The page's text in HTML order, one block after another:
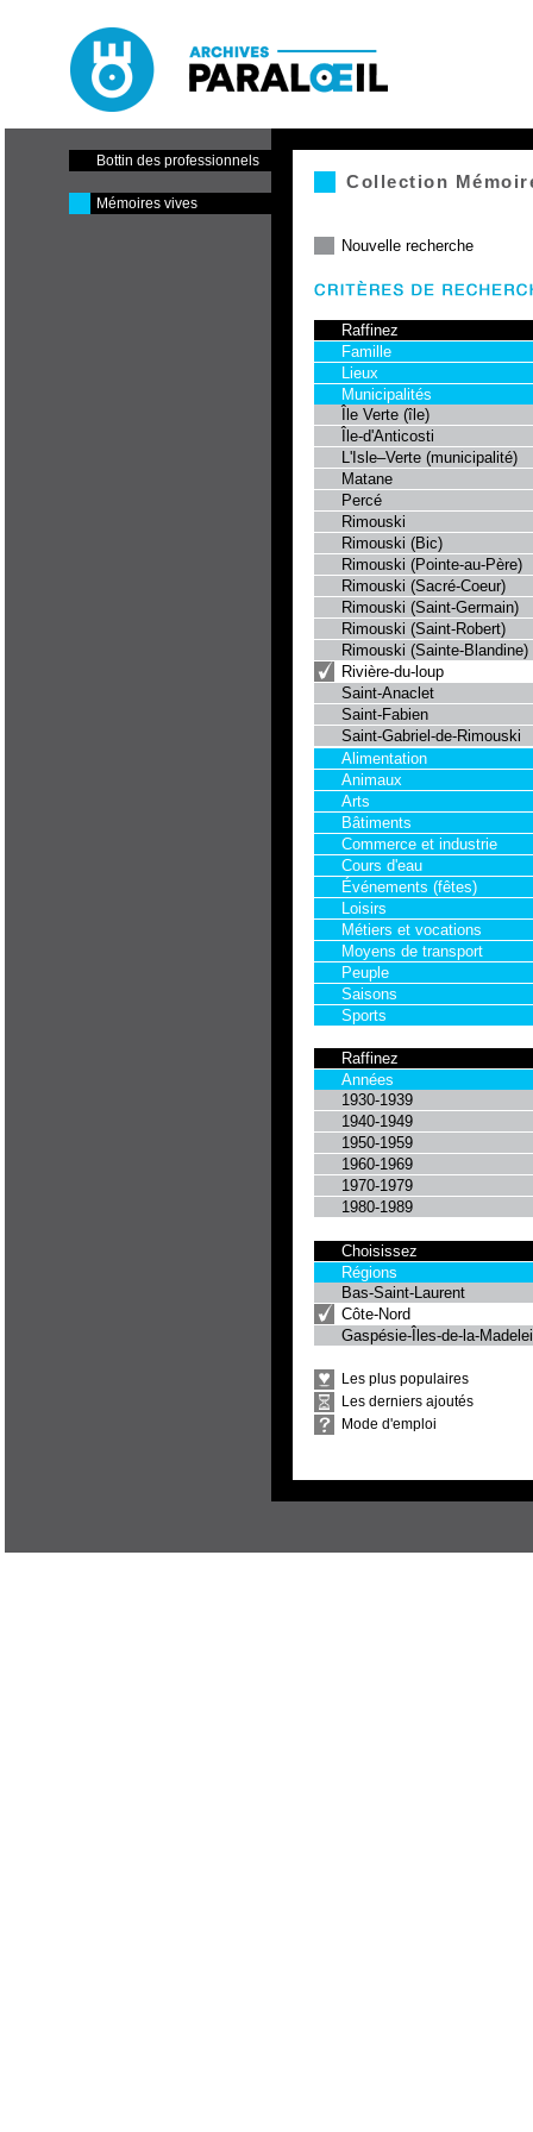
Paraloeil - Cinéma et centre
de production
Bottin des professionnels
Mémoires vives
Collection
Nouvelle recherche
Raffinez
Famille
Lieux
Municipalités
Île Verte (île)
Île-d'Anticosti
L'Isle–Verte (municipalité)
Matane
Percé
Rimouski
Rimouski (Bic)
Rimouski (Pointe-au-Père)
Rimouski (Sacré-Coeur)
Rimouski (Saint-Germain)
Rimouski (Saint-Robert)
Rimouski (Sainte-Blandine)
Rivière-du-loup
Saint-Anaclet
Saint-Fabien
Saint-Gabriel-de-Rimouski
Alimentation
Animaux
Arts
Bâtiments
Commerce et industrie
Cours d'eau
Événements (fêtes)
Loisirs
Métiers et vocations
Moyens de transport
Peuple
Saisons
Sports
Raffinez
Années
1930-1939
1940-1949
1950-1959
1960-1969
1970-1979
1980-1989
Choisissez
Régions
Bas-Saint-Laurent
Côte-Nord
Gaspésie-Îles-de-la-
Les plus populaires
Les derniers ajoutés
Mode d'emploi